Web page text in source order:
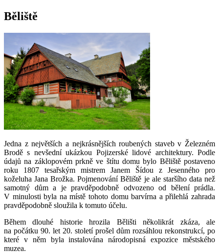
Běliště
Jedna z největších a nejkrásnějších roubených staveb v Železném
Brodě s nevšední ukázkou Pojizerské lidové architektury. Podle
údajů na záklopovém prkně ve štítu domu bylo Běliště postaveno
roku 1807 tesařským mistrem Janem Šídou z Jesenného pro
koželuha Jana Brožka. Pojmenování Běliště je ale staršího data než
samotný dům a je pravděpodobně odvozeno od bělení prádla.
V minulosti byla na místě tohoto domu barvírna a přilehlá zahrada
pravděpodobně sloužila k tomuto účelu.
Během dlouhé historie hrozila Bělišti několikrát zkáza, ale
na počátku 90. let 20. století prošel dům rozsáhlou rekonstrukcí, po
které v něm byla instalována národopisná expozice městského
muzea.